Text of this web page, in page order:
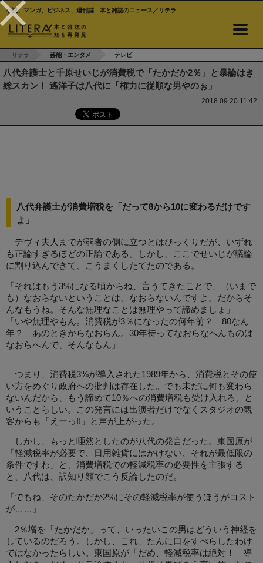
小説、マンガ、ビジネス、週刊誌…本と雑誌のニュース／リテラ
リテラ 芸能・エンタメ テレビ
八代弁護士と千原せいじが消費税で「たかだか2％」と暴論はき
総スカン！ 遙洋子は八代に「権力に従順な男やのぉ」
2018.09.20 11:42
八代弁護士が消費増税を「だって8から10に変わるだけです
よ」
デヴィ夫人までが弱者の側に立つとはびっくりだが、いずれ
も正論すぎるほどの正論である。しかし、ここでせいじが議論
に割り込んできて、こうまくしたてたのである。
「それはもう3%になる頃からね、言うてきたことで、（いまで
も）なおらないということは、なおらないんですよ。だからそ
んなもうね。そんな無理なことは無理やって諦めましょ」
「いや無理やもん。消費税が3％になったの何年前？ 80なん
年？ あのときからなおらん。30年待ってなおらなへんものは
なおらへんで、そんなもん」
つまり、消費税3%が導入された1989年から、消費税とその使
い方をめぐり政府への批判は存在した。でも未だに何も変わら
ないんだから、もう諦めて10％への消費増税も受け入れろ、と
いうことらしい。この発言には出演者だけでなくスタジオの観
客からも「えーっ!!」と声が上がった。
しかし、もっと唖然としたのが八代の発言だった。東国原が
「軽減税率が必要で、日用雑貨にはかけない、それが最低限の
条件ですわ」と、消費増税での軽減税率の必要性を主張する
と、八代は、訳知り顔でこう反論したのだ。
「でもね、そのたかだか2%にその軽減税率が使うほうがコスト
が……」
2％増を「たかだか」って、いったいこの男はどういう神経を
しているのだろう。しかし、これ、たんに口をすべらしたわけ
ではなかったらしい。東国原が「だめ、軽減税率は絶対！ 導